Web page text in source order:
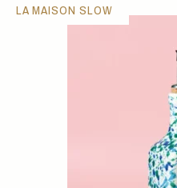
LA MAISON SLOW